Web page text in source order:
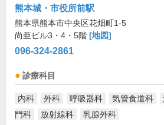
熊本城・市役所前駅
熊本県熊本市中央区花畑町1-5
尚亜ビル3・4・5階 [地図]
096-324-2861
診療科目
内科 外科 呼吸器科 気管食道科
門科
放射線科 乳腺外科